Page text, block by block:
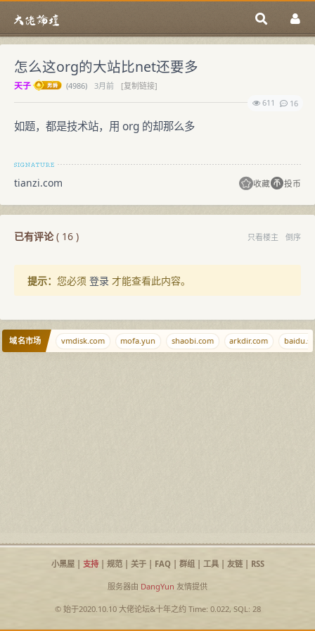
怎么这org的大站比net还要多
天子 (4986) 3月前
[复制链接]
611
16
如题，都是技术站，用 org 的却那么多
tianzi.com 收藏 投币
已有评论( 16 ) 只看楼主 倒序
提示： 您必须 登录 才能查看此内容。
域名市场
qu.pw vmdisk.com mofa.yun shaobi.com arkdir.com baidu.sb
小黑屋| 支持| 规范| 关于| FAQ| 群组| 工具| 友链| RSS
服务器由 DangYun 友情提供
© 始于2020.10.10 大佬论坛&十年之约Time: 0.022, SQL: 28